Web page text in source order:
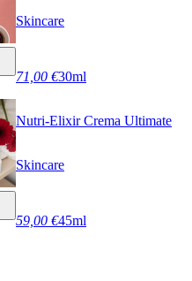
Skincare
71,00 €30ml
Nutri-Elixir Crema Ultimate
Skincare
59,00 €45ml